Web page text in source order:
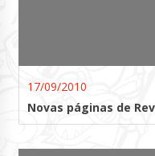
17/09/2010
Novas páginas de